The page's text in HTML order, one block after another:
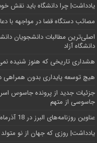
یادداشت| چرا دانشگاه باید نقش خود
مصائب دستگاه قضا در مواجهه با
اصلی‌ترین مطالبات دانشجویان
دانشگاه آز‌اد
هشداری تاریخی که هنوز شنیده
هیچ توسعه پایداری بدون
جزئیات جدید از پرونده جاسوس
جاسوسی از متهم
عناوین روزنامه‌های البرز در ‌18 آذرماه/صدرنشینی در ارائه خدمات زایمان بی‌درد
یادداشت| روزی که جهان از نو